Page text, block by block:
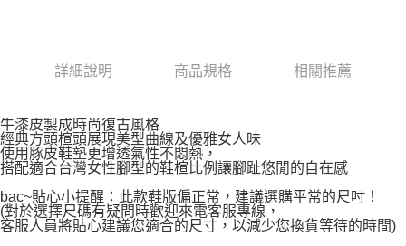
詳細說明 商品規格 相關推薦
牛漆皮製成時尚復古風格
經典方頭楦頭展現美型曲線及優雅女人味
使用豚皮鞋墊更增透氣性不悶熱，
搭配適合台灣女性腳型的鞋楦比例讓腳趾悠閒的自在感
bac~貼心小提醒：此款鞋版偏正常，建議選購平常的尺吋！
(對於選擇尺碼有疑問時歡迎來電客服專線，
客服人員將貼心建議您適合的尺寸，以減少您換貨等待的時間)